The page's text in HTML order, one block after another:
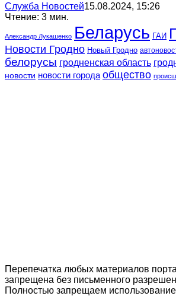
Служба Новостей15.08.2024, 15:26
Чтение: 3 мин.
Александр Лукашенко Беларусь ГАИ
Новости Гродно Новый Гродно
белорусы гродненская область
новости новости города общество
Перепечатка любых материалов
запрещена без письменного
Полностью запрещаем